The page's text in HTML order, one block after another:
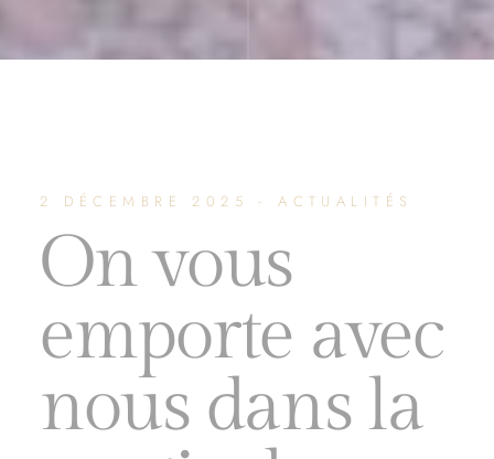
2 DÉCEMBRE 2025 - ACTUALITÉS
On vous
emporte avec
nous dans la